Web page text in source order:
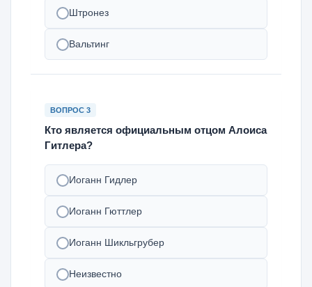
Штронез
Вальтинг
ВОПРОС 3
Кто является официальным отцом Алоиса
Гитлера?
Иоганн Гидлер
Иоганн Гюттлер
Иоганн Шикльгрубер
Неизвестно